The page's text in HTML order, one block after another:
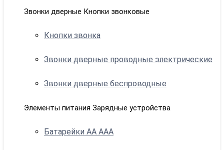
Звонки дверные Кнопки звонковые
Кнопки звонка
Звонки дверные проводные электрические
Звонки дверные беспроводные
Элементы питания Зарядные устройства
Батарейки АА ААА